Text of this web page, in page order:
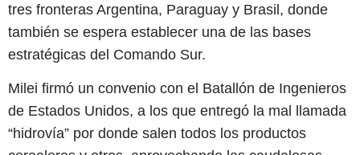
tres fronteras Argentina, Paraguay y Brasil, donde
también se espera establecer una de las bases
estratégicas del Comando Sur.
Milei firmó un convenio con el Batallón de Ingenieros
de Estados Unidos, a los que entregó la mal llamada
“hidrovía” por donde salen todos los productos